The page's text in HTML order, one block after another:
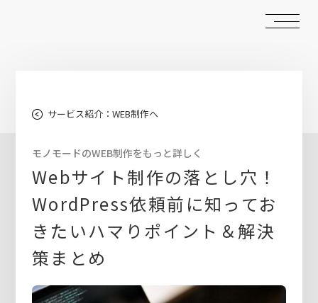
サービス紹介：WEB制作へ
モノモードのWEB制作をもっと詳しく
Webサイト制作の落とし穴！
WordPress依頼前に知ってお
きたいハマりポイント＆解決
策まとめ